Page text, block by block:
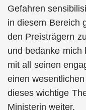
Gefahren
in diesem Bereich
den Preisträgern
und bedanke mich
mit all seinen
einen
dieses wichtige
Ministerin weiter.